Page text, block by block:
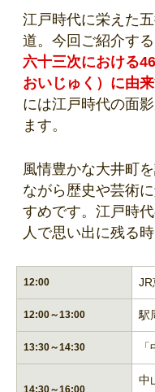
江戸時代に栄えた
道。今回ご紹介する
六十三次における
おいじゅく）に由
には江戸時代の面
ます。
風情豊かな大井町
ながら歴史や芸術
すめです。江戸時
人で思い出に残る
12:00 JR
12:00～13:00 駅
13:30～14:30
14:30～16:00
中